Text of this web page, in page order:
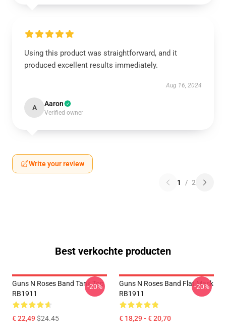
Using this product was straightforward, and it
produced excellent results immediately.
Aug 16, 2024
A Aaron
Verified owner
Write your review
1 / 2
Best verkochte producten
Guns N Roses Band Tank Top
RB1911
€ 22,49$24.45
-20%
Guns N Roses Band Flat Mask
RB1911
€ 18,29 - € 20,70
-20%